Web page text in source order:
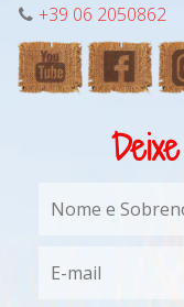
+39 06 2050862